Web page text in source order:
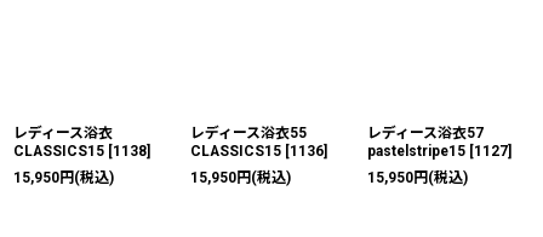
レディース浴衣
CLASSICS15 [1138]
15,950円 (税込)
レディース浴衣55
CLASSICS15 [1136]
15,950円 (税込)
レディース浴衣57
pastelstripe15 [1127]
15,950円 (税込)